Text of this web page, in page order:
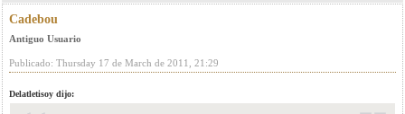
Cadebou
Antiguo Usuario
Publicado: Thursday 17 de March de 2011, 21:29
Delatletisoy dijo: